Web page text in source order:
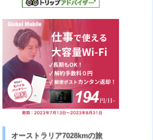
オーストラリア7028kmの旅